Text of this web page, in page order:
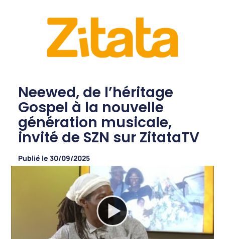
Neewed, de l’héritage
Gospel à la nouvelle
génération musicale,
invité de SZN sur ZitataTV
Publié le 30/09/2025